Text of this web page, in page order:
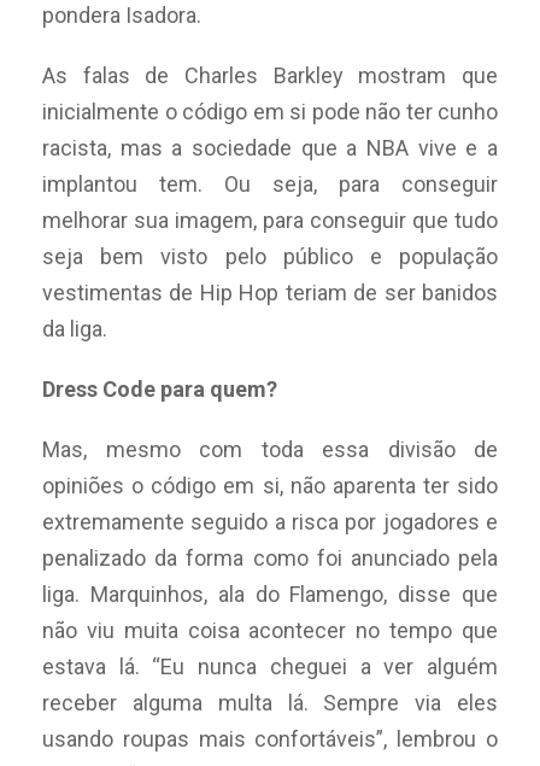
pondera Isadora.
As falas de Charles Barkley mostram que
inicialmente o código em si pode não ter cunho
racista, mas a sociedade que a NBA vive e a
implantou tem. Ou seja, para conseguir
melhorar sua imagem, para conseguir que tudo
seja bem visto pelo público e população
vestimentas de Hip Hop teriam de ser banidos
da liga.
Dress Code para quem?
Mas, mesmo com toda essa divisão de
opiniões o código em si, não aparenta ter sido
extremamente seguido a risca por jogadores e
penalizado da forma como foi anunciado pela
liga. Marquinhos, ala do Flamengo, disse que
não viu muita coisa acontecer no tempo que
estava lá. “Eu nunca cheguei a ver alguém
receber alguma multa lá. Sempre via eles
usando roupas mais confortáveis”, lembrou o